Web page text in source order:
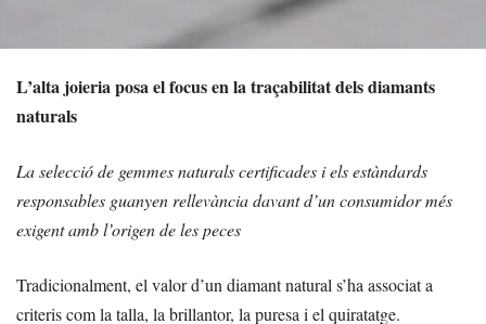
L’alta joieria posa el focus en la traçabilitat dels diamants
naturals
La selecció de gemmes naturals certificades i els estàndards
responsables guanyen rellevància davant d’un consumidor més
exigent amb l’origen de les peces
Tradicionalment, el valor d’un diamant natural s’ha associat a
criteris com la talla, la brillantor, la puresa i el quiratatge.